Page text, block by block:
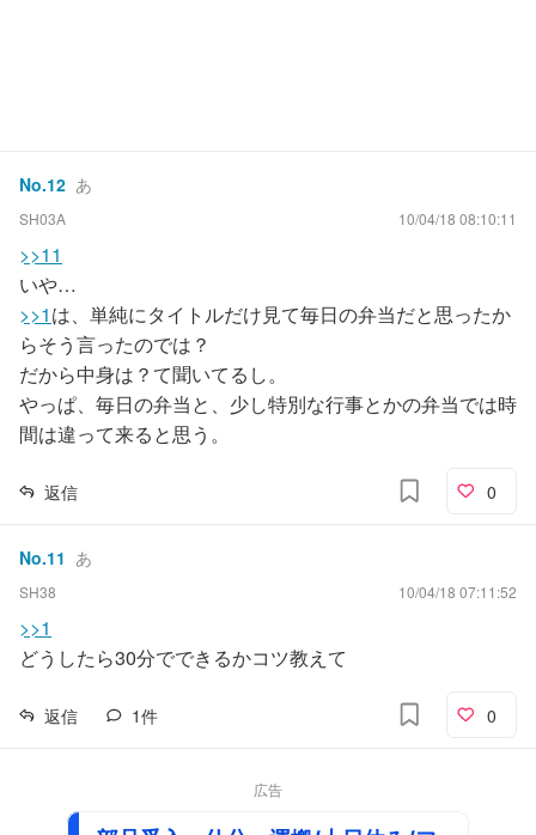
No.12 あ
SH03A 10/04/18 08:10:11
>>11
いや…
>>1は、単純にタイトルだけ見て毎日の弁当だと思ったか
らそう言ったのでは？
だから中身は？て聞いてるし。
やっぱ、毎日の弁当と、少し特別な行事とかの弁当では時
間は違って来ると思う。
返信 0
No.11 あ
SH38 10/04/18 07:11:52
>>1
どうしたら30分でできるかコツ教えて
返信 1件 0
広告